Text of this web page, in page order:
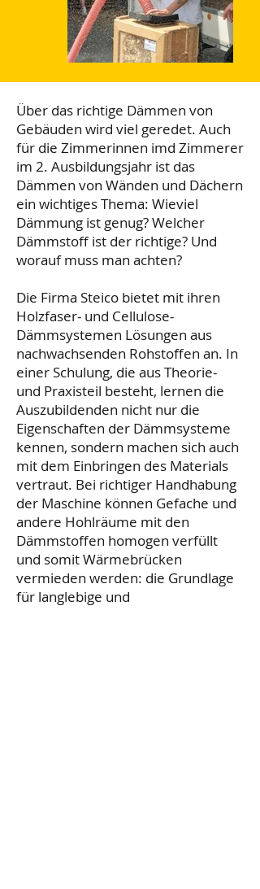
Über das richtige Dämmen von
Gebäuden wird viel geredet. Auch
für die Zimmerinnen imd Zimmerer
im 2. Ausbildungsjahr ist das
Dämmen von Wänden und Dächern
ein wichtiges Thema: Wieviel
Dämmung ist genug? Welcher
Dämmstoff ist der richtige? Und
worauf muss man achten?
Die Firma Steico bietet mit ihren
Holzfaser- und Cellulose-
Dämmsystemen Lösungen aus
nachwachsenden Rohstoffen an. In
einer Schulung, die aus Theorie-
und Praxisteil besteht, lernen die
Auszubildenden nicht nur die
Eigenschaften der Dämmsysteme
kennen, sondern machen sich auch
mit dem Einbringen des Materials
vertraut. Bei richtiger Handhabung
der Maschine können Gefache und
andere Hohlräume mit den
Dämmstoffen homogen verfüllt
und somit Wärmebrücken
vermieden werden: die Grundlage
für langlebige und